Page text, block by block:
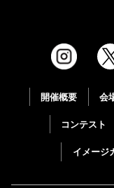
開催概要 会
コンテスト
イメージ